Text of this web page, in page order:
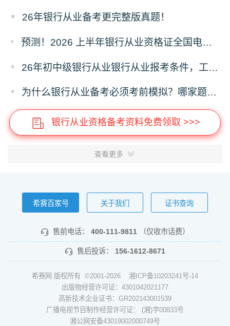
26年银行从业备考更完整版真题！
预测！2026 上半年银行从业资格证全国电子证书什么时候开通下载？
26年初中级银行从业银行从业报考条件，工作年限有没有要求？
为什么银行从业备考必须考前模拟？哪家题库可机考模拟呢？
银行从业资格备考资料免费领取 >>>
查看更多
希赛百家号 关于我们 证书查询
售前电话： 400-111-9811 （仅收市话费）
售后投诉： 156-1612-8671
希赛网 版权所有 ©2001-2026 湘ICP备10203241号-14
出版物经营许可证：4301042021177
高新技术企业证书：GR202143001539
广播电视节目制作经营许可证： (湘)字00833号
湘公网安备43019002000749号